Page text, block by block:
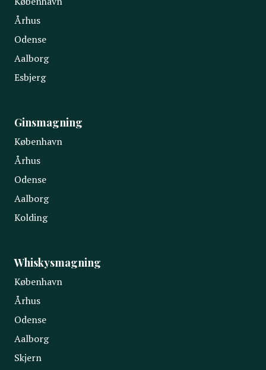
Århus
Odense
Aalborg
Esbjerg
Ginsmagning
København
Århus
Odense
Aalborg
Kolding
Whiskysmagning
København
Århus
Odense
Aalborg
Skjern